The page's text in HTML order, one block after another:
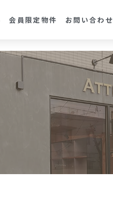
会員限定物件 お問い合わせ